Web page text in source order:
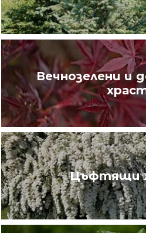
Вечнозелени и
Цъфтящи